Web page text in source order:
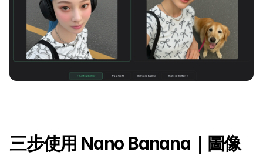
三步使用 Nano Banana｜圖像